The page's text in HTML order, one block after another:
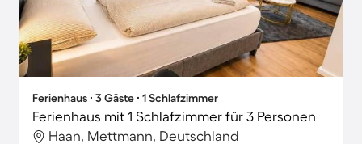
Ferienhaus ∙ 3 Gäste ∙ 1 Schlafzimmer
Ferienhaus mit 1 Schlafzimmer für 3 Personen
Haan, Mettmann, Deutschland